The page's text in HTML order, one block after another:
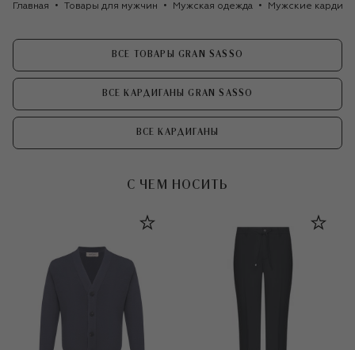
Главная Товары для мужчин Мужская одежда Мужские
ВСЕ ТОВАРЫ GRAN SASSO
ВСЕ КАРДИГАНЫ GRAN SASSO
ВСЕ КАРДИГАНЫ
С ЧЕМ НОСИТЬ